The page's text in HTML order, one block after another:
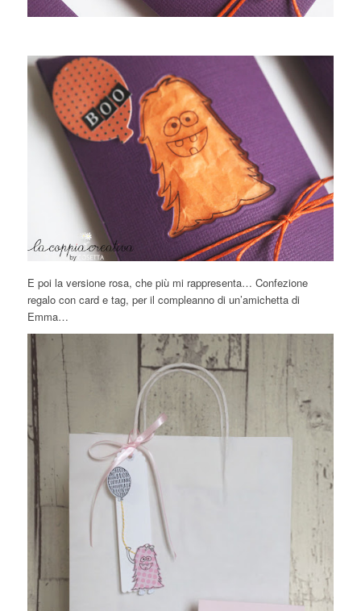
E poi la versione rosa, che più mi rappresenta… Confezione
regalo con card e tag, per il compleanno di un’amichetta di
Emma…